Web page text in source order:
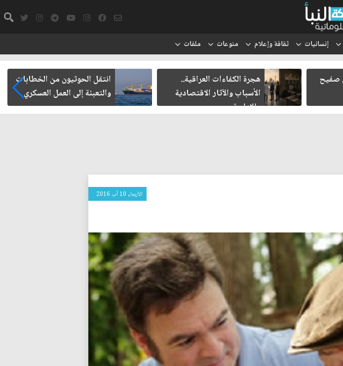
إنسانيات ثقافة وإعلام منوعات ملفات
هجرة الكفاءات العراقية..
الأسباب والآثار الاقتصادية
والإدارية
انتقل الحوثيون من الخطابات
والتعبئة إلى العمل العسكري
مأزق
الأربعاء 10 آب 2016